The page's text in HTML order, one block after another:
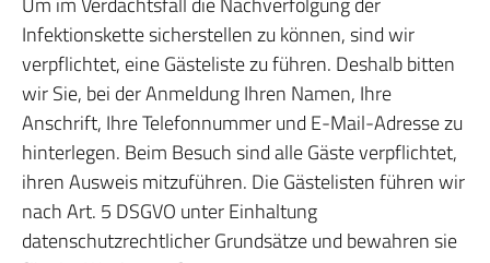
Infektionskette sicherstellen zu können, sind wir
verpflichtet, eine Gästeliste zu führen. Deshalb bitten
wir Sie, bei der Anmeldung Ihren Namen, Ihre
Anschrift, Ihre Telefonnummer und E-Mail-Adresse zu
hinterlegen. Beim Besuch sind alle Gäste verpflichtet,
ihren Ausweis mitzuführen. Die Gästelisten führen wir
nach Art. 5 DSGVO unter Einhaltung
datenschutzrechtlicher Grundsätze und bewahren sie